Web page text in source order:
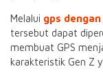
Melalui gps
tersebut dapat
membuat GPS
karakteristik Gen Z